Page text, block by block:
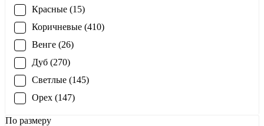
Красные (15)
Коричневые (410)
Венге (26)
Дуб (270)
Светлые (145)
Орех (147)
По размеру